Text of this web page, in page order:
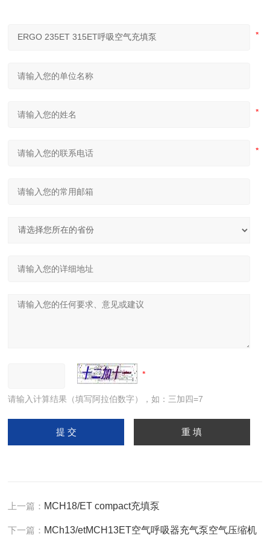
请输入计算结果（填写阿拉伯数字），如：三加四=7
上一篇： MCH18/ET compact充填泵
下一篇： MCh13/etMCH13ET空气呼吸器充气泵空气压缩机